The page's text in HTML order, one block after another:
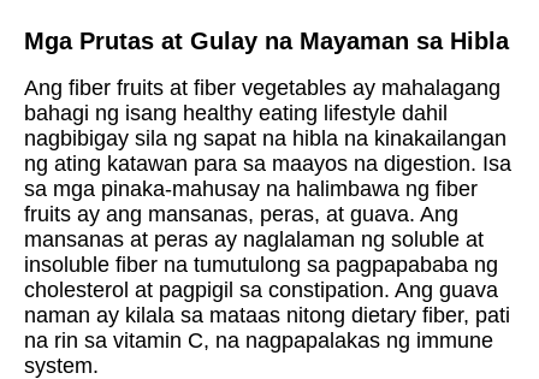
Mga Prutas at Gulay na Mayaman sa Hibla
Ang fiber fruits at fiber vegetables ay mahalagang
bahagi ng isang healthy eating lifestyle dahil
nagbibigay sila ng sapat na hibla na kinakailangan
ng ating katawan para sa maayos na digestion. Isa
sa mga pinaka-mahusay na halimbawa ng fiber
fruits ay ang mansanas, peras, at guava. Ang
mansanas at peras ay naglalaman ng soluble at
insoluble fiber na tumutulong sa pagpapababa ng
cholesterol at pagpigil sa constipation. Ang guava
naman ay kilala sa mataas nitong dietary fiber, pati
na rin sa vitamin C, na nagpapalakas ng immune
system.